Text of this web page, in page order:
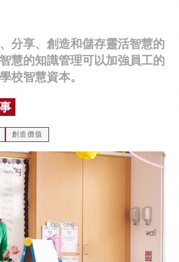
分享、創造和儲存靈活智慧的
慧的知識管理可以加強員工的
校智慧資本。
創造價值